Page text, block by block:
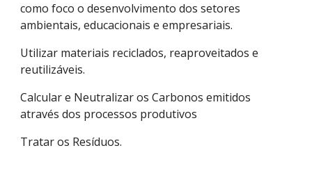
como foco o desenvolvimento dos setores
ambientais, educacionais e empresariais.
Utilizar materiais reciclados, reaproveitados e
reutilizáveis.
Calcular e Neutralizar os Carbonos emitidos
através dos processos produtivos
Tratar os Resíduos.